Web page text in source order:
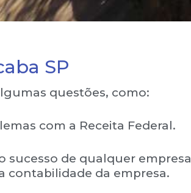
SP
questões, como:
com a Receita Federal.
sucesso de qualquer
contabilidade da empresa.